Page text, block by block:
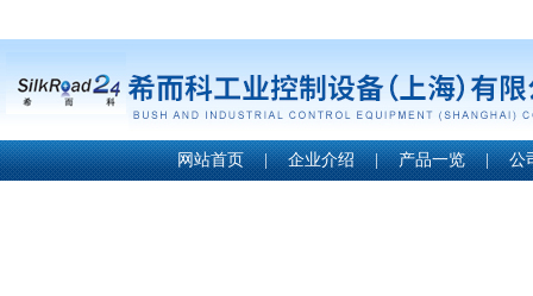
网站首页 | 企业介绍 | 产品一览 | 公